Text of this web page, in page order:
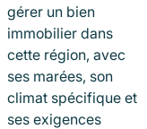
gérer un bien
immobilier dans
cette région, avec
ses marées, son
climat spécifique et
ses exigences